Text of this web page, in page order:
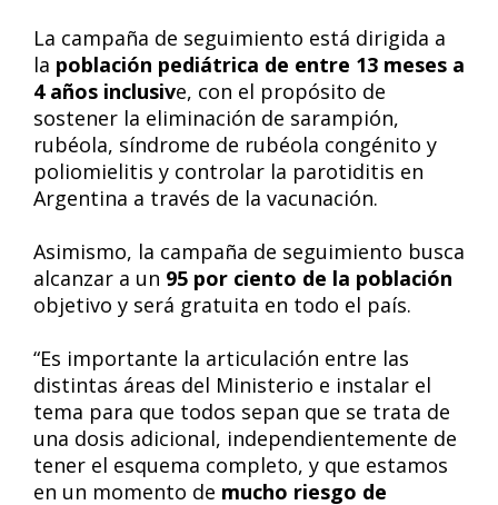
La campaña de seguimiento está dirigida a
la población pediátrica de entre 13 meses a
4 años inclusive, con el propósito de
sostener la eliminación de sarampión,
rubéola, síndrome de rubéola congénito y
poliomielitis y controlar la parotiditis en
Argentina a través de la vacunación.
Asimismo, la campaña de seguimiento busca
alcanzar a un 95 por ciento de la población
objetivo y será gratuita en todo el país.
“Es importante la articulación entre las
distintas áreas del Ministerio e instalar el
tema para que todos sepan que se trata de
una dosis adicional, independientemente de
tener el esquema completo, y que estamos
en un momento de mucho riesgo de